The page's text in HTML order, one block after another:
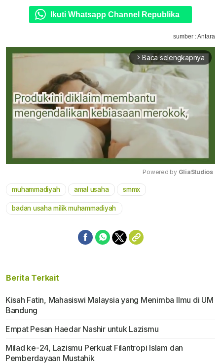
Ikuti Whatsapp Channel Republika
sumber : Antara
arrow_forward_ios Baca selengkapnya
Powered by GliaStudios
muhammadiyah amal usaha smmx
badan usaha milik muhammadiyah
Berita Terkait
Kisah Fatin, Mahasiswi Malaysia yang Menimba Ilmu di UM
Bandung
Empat Pesan Haedar Nashir untuk Lazismu
Milad ke-24, Lazismu Perkuat Filantropi Islam dan
Pemberdayaan Mustahik